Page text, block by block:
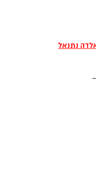
נתנאל